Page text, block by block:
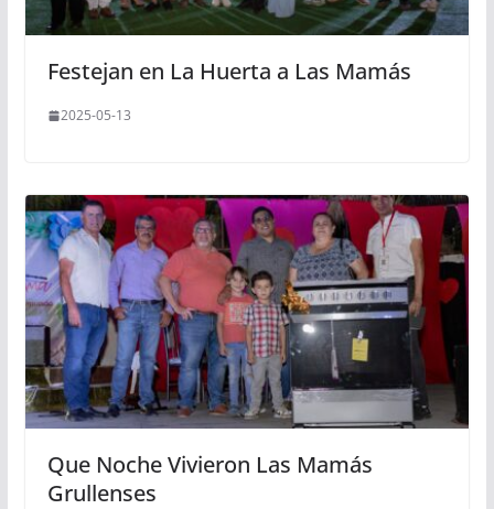
Festejan en La Huerta a Las Mamás
2025-05-13
Que Noche Vivieron Las Mamás
Grullenses